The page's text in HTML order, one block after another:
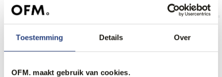
Toestemming Details Over
OFM. maakt gebruik van cookies.
95,00
66,95
120,00